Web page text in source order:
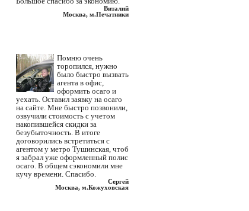
Виталий
Москва, м.Печатники
Помню очень
торопился, нужно
было быстро вызвать
агента в офис,
оформить осаго и
уехать. Оставил заявку на осаго
на сайте. Мне быстро позвонили,
озвучили стоимость с учетом
накопившейся скидки за
безубыточность. В итоге
договорились встретиться с
агентом у метро Тушинская, чтоб
я забрал уже оформленный полис
осаго. В общем сэкономили мне
кучу времени. Спасибо.
Сергей
Москва, м.Кожуховская